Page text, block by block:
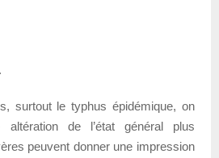
surtout le typhus épidémique, on
de l’état général plus
peuvent donner une impression